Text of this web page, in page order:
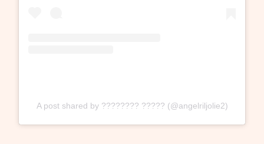
A post shared by ???????? ????? (@angelriljolie2)